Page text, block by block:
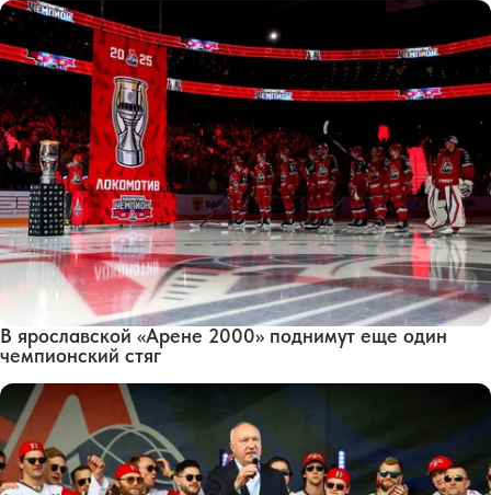
В ярославской «Арене 2000» поднимут еще один
чемпионский стяг